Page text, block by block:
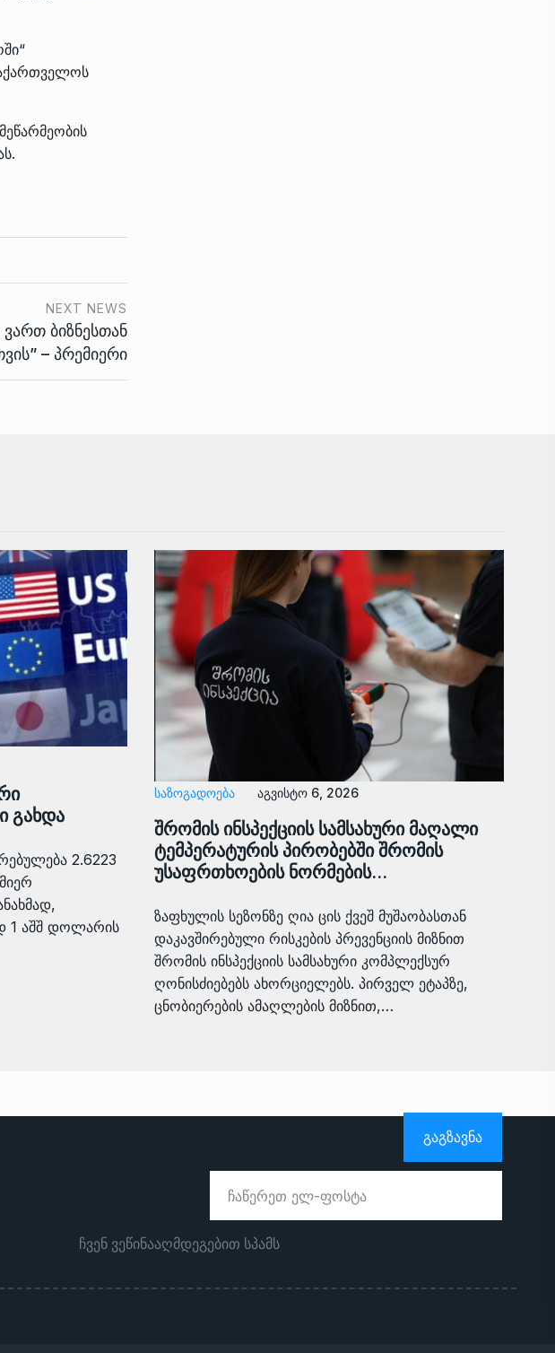
NEXT NEWS
ბიზნესთან
– პრემიერი
გახდა
2.6223
1 აშშ დოლარის
ᲡᲐᲖᲝᲒᲐᲓᲝᲔᲑᲐ აგვისტო 6, 2026
შრომის ინსპექციის სამსახური მაღალი
ტემპერატურის პირობებში შრომის
უსაფრთხოების ნორმების…
ზაფხულის სეზონზე ღია ცის ქვეშ მუშაობასთან
დაკავშირებული რისკების პრევენციის მიზნით
შრომის ინსპექციის სამსახური კომპლექსურ
ღონისძიებებს ახორციელებს. პირველ ეტაპზე,
ცნობიერების ამაღლების მიზნით,…
ᲒᲐᲒᲖᲐᲕᲜᲐ
ჩვენ ვეწინააღმდეგებით სპამს